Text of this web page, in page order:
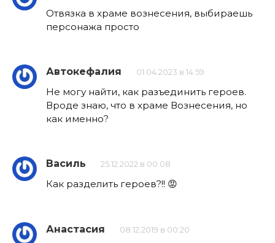
Отвязка в храме вознесения, выбираешь
персонажа просто
Автокефалия 01.04.2023 в 14:59
Не могу найти, как разъединить героев.
Вроде знаю, что в храме Вознесения, но
как именно?
Василь 25.12.2022 в 00:08
Как разделить героев?!! 😡
Анастасия 08.12.2019 в 00:20